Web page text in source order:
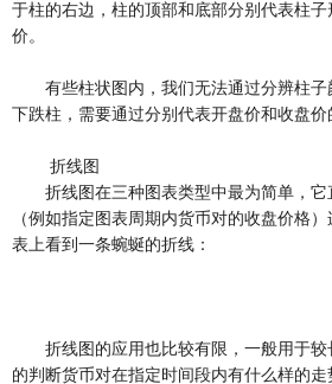
于柱的右边，柱的顶部和底部分别代表柱
价。
有些柱状图内，我们无法通过分辨柱子
下跌柱，需要通过分别代表开盘价和收盘价
折线图
折线图在三种图表类型中最为简单，它
（例如指定图表周期内货币对的收盘价格
表上看到一条蜿蜒的折线：
折线图的应用也比较有限，一般用于较
的判断货币对在指定时间段内有什么样的走